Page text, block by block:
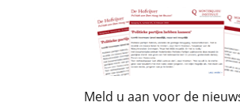
Meld u aan voor de